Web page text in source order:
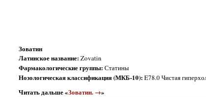
Зоватин
Латинское название:Zovatin
Фармакологические группы:Статины
Нозологическая классификация (МКБ-10):E78.0 Чистая
Читать дальше «Зоватин. →»